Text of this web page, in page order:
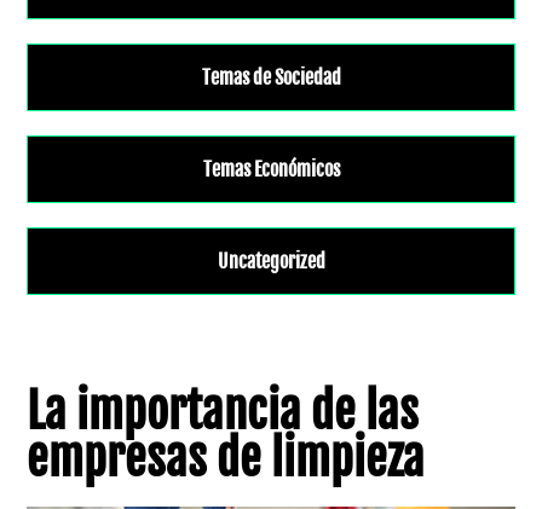
Temas de Sociedad
Temas Económicos
Uncategorized
La importancia de las
empresas de limpieza